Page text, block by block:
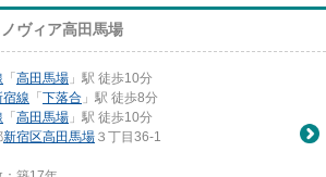
ヴィア高田馬場
「 高田馬場 」駅 徒歩10分
宿線 「 下落合 」駅 徒歩8分
「 高田馬場 」駅 徒歩10分
新宿区高田馬場 ３丁目36-1